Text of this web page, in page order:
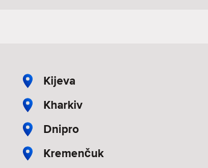
Kijeva
Kharkiv
Dnipro
Kremenčuk